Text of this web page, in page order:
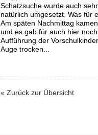
Schatzsuche wurde auch
natürlich umgesetzt. Was für
Am späten Nachmittag
und es gab für auch hier
Aufführung der
Auge trocken...
« Zurück zur Übersicht